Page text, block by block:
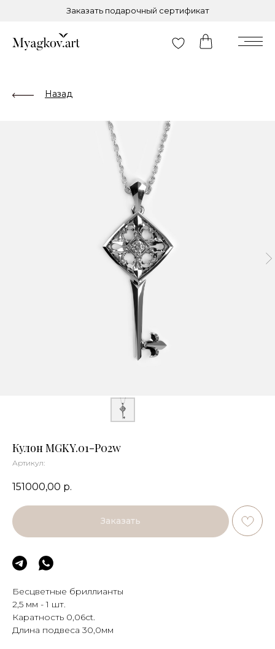
Заказать подарочный сертификат
Назад
Кулон MGKY.01-P02w
Артикул:
151000,00 р.
Заказать
Бесцветные бриллианты
2,5 мм - 1 шт.
Каратность 0,06сt.
Длина подвеса 30,0мм